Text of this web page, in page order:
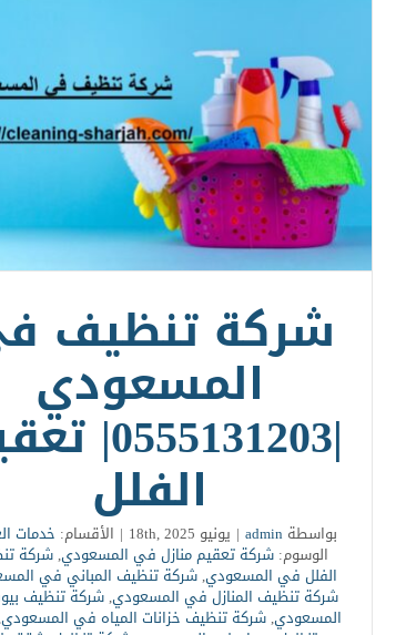
شركة تنظيف
المسعودي
الفلل
بواسطةadmin
| يونيو 18th, 2025 | الأقسام: خدمات
الوسوم:شركة تعقيم منازل في المسعودي,شركة
الفلل في المسعودي,شركة تنظيف المباني في
شركة تنظيف المنازل في المسعودي,شركة تنظيف
المسعودي,شركة تنظيف خزانات المياه في المسعودي